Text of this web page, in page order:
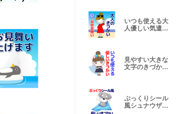
いつも使える大
人優しい気遣い
見やすい大きな
文字のきづかい
ぷっくりシール
風シュナウザー